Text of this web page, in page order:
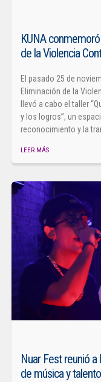
KUNA
de la Violencia
El pasado 25 de
Eliminación de la
llevó a cabo el taller
y los logros”, un
reconocimiento y la
LEER MÁS
Nuar Fest reunió a
de música y talento